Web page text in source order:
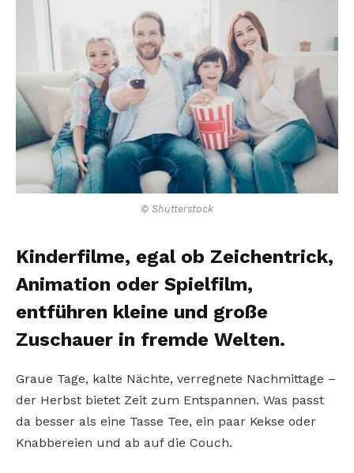
© Shutterstock
Kinderfilme, egal ob Zeichentrick,
Animation oder Spielfilm,
entführen kleine und große
Zuschauer in fremde Welten.
Graue Tage, kalte Nächte, verregnete Nachmittage –
der Herbst bietet Zeit zum Entspannen. Was passt
da besser als eine Tasse Tee, ein paar Kekse oder
Knabbereien und ab auf die Couch.